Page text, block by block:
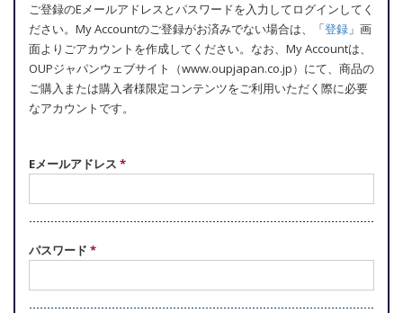
マ
リ
ー
タ
ブ
ご登録のEメールアドレスとパスワードを入力してログインしてく
ださい。My Accountのご登録がお済みでない場合は、「登録 」画
面よりごアカウントを作成してください。なお、My Accountは、
OUPジャパンウェブサイト（www.oupjapan.co.jp）にて、商品の
ご購入または購入者様限定コンテンツをご利用いただく際に必要
なアカウントです。
Eメールアドレス *
パスワード *